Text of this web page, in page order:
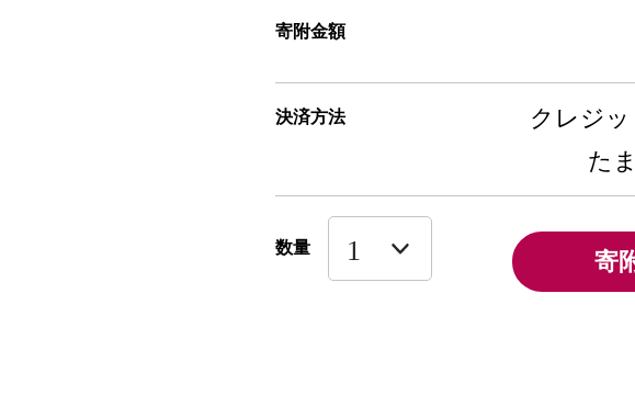
寄附金額
決済方法
クレジッ
た
数量 寄